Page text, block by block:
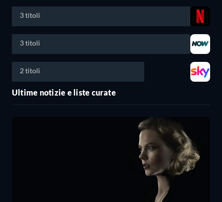
3 titoli
3 titoli
2 titoli
Ultime notizie e liste curate